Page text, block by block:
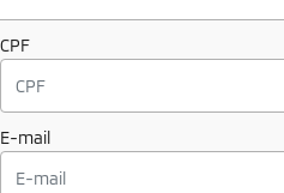
CPF
E-mail